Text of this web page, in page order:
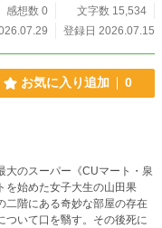
感想数 0
文字数 15,534
登録日 2026.07.15
お気に入り追加 0
大のスーパー《CUマート・泉
を始めた女子大生の山田果
二階にある奇妙な部屋の存在
ついて口を翳す。その後死に